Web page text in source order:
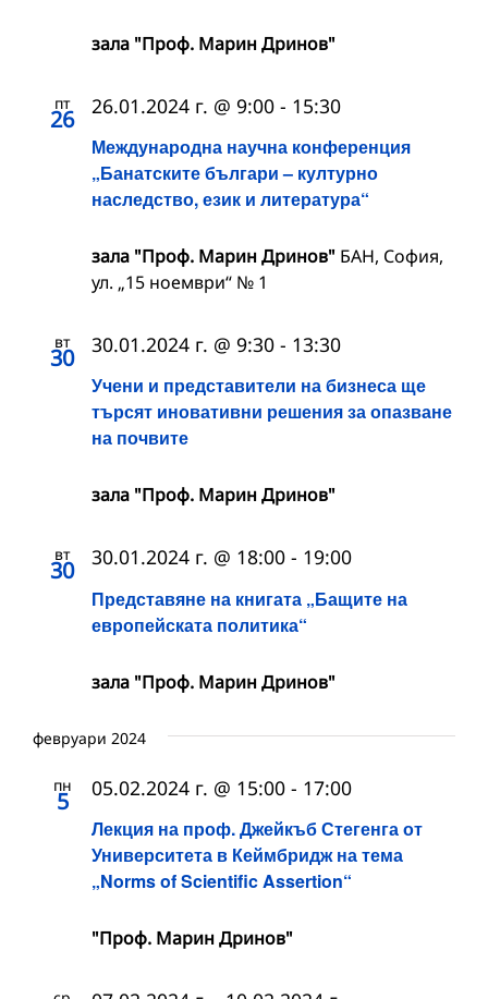
зала "Проф. Марин Дринов"
пт
26
Международна научна конференция
„Банатските българи – културно
наследство, език и литература“
26.01.2024 г. @ 9:00 - 15:30
зала "Проф. Марин Дринов" БАН, София,
ул. „15 ноември“ № 1
вт
30
Учени и представители на бизнеса ще
търсят иновативни решения за опазване
на почвите
30.01.2024 г. @ 9:30 - 13:30
зала "Проф. Марин Дринов"
вт
30
Представяне на книгата „Бащите на
европейската политика“
30.01.2024 г. @ 18:00 - 19:00
зала "Проф. Марин Дринов"
февруари 2024
пн
5
Лекция на проф. Джейкъб Стегенга от
Университета в Кеймбридж на тема
„Norms of Scientific Assertion“
05.02.2024 г. @ 15:00 - 17:00
"Проф. Марин Дринов"